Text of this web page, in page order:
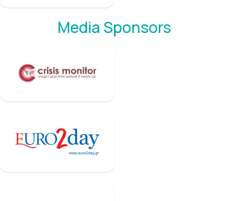
Media Sponsors